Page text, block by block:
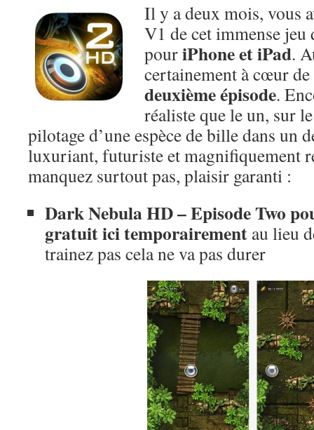
Il y a deux mois, vous
V1 de cet immense jeu
pouriPhone et iPad.
certainement à cœur
deuxième épisode.
réaliste que le un, sur
pilotage d’une espèce de bille dans un
luxuriant, futuriste et magnifiquement
manquez surtout pas, plaisir garanti :
Dark Nebula HD – Episode Two
gratuit ici temporairement au lieu
trainez pas cela ne va pas durer